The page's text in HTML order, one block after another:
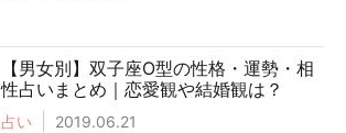
【男女別】双子座O型の性格・運勢・相
性占いまとめ｜恋愛観や結婚観は？
占い 2019.06.21